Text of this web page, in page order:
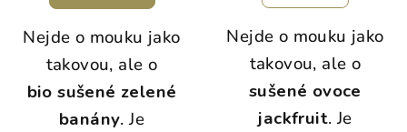
z
hvězdiček.
Nejde o mouku jako
takovou, ale o
bio sušené zelené
banány. Je
Nejde o mouku jako
takovou, ale o
sušené ovoce
jackfruit. Je